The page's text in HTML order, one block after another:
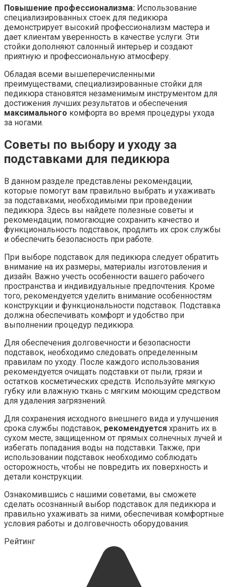
Повышение профессионализма: Использование
специализированных стоек для педикюра
демонстрирует высокий профессионализм мастера и
дает клиентам уверенность в качестве услуги. Эти
стойки дополняют салонный интерьер и создают
приятную и профессиональную атмосферу.
Обладая всеми вышеперечисленными
преимуществами, специализированные стойки для
педикюра становятся незаменимым инструментом для
достижения лучших результатов и обеспечения
максимального комфорта во время процедуры ухода
за ногами.
Советы по выбору и уходу за
подставками для педикюра
В данном разделе представлены рекомендации,
которые помогут вам правильно выбрать и ухаживать
за подставками, необходимыми при проведении
педикюра. Здесь вы найдете полезные советы и
рекомендации, помогающие сохранить качество и
функциональность подставок, продлить их срок службы
и обеспечить безопасность при работе.
При выборе подставок для педикюра следует обратить
внимание на их размеры, материалы изготовления и
дизайн. Важно учесть особенности вашего рабочего
пространства и индивидуальные предпочтения. Кроме
того, рекомендуется уделить внимание особенностям
конструкции и функциональности подставок. Подставка
должна обеспечивать комфорт и удобство при
выполнении процедур педикюра.
Для обеспечения долговечности и безопасности
подставок, необходимо следовать определенным
правилам по уходу. После каждого использования
рекомендуется очищать подставки от пыли, грязи и
остатков косметических средств. Используйте мягкую
губку или влажную ткань с мягким моющим средством
для удаления загрязнений.
Для сохранения исходного внешнего вида и улучшения
срока службы подставок, рекомендуется хранить их в
сухом месте, защищенном от прямых солнечных лучей и
избегать попадания воды на подставки. Также, при
использовании подставок необходимо соблюдать
осторожность, чтобы не повредить их поверхность и
детали конструкции.
Ознакомившись с нашими советами, вы сможете
сделать осознанный выбор подставок для педикюра и
правильно ухаживать за ними, обеспечивая комфортные
условия работы и долговечность оборудования.
Рейтинг